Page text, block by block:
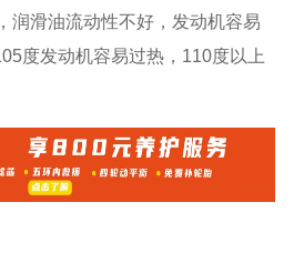
润滑油流动性不好，发动机容易
度发动机容易过热，110度以上